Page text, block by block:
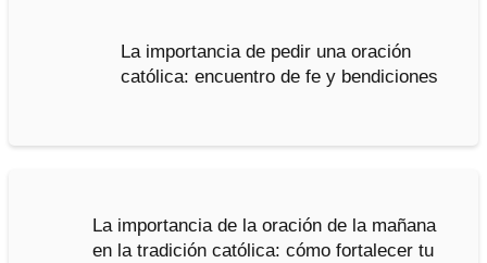
La importancia de pedir una oración
católica: encuentro de fe y bendiciones
La importancia de la oración de la mañana
en la tradición católica: cómo fortalecer tu